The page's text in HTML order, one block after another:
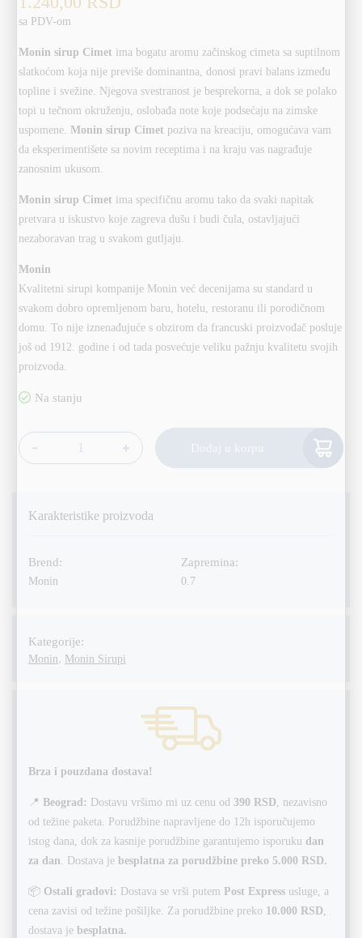
sa PDV-om
Monin sirup Cimet ima bogatu aromu začinskog cimeta sa suptilnom
slatkoćom koja nije previše dominantna, donosi pravi balans između
topline i svežine. Njegova svestranost je besprekorna, a dok se polako
topi u tečnom okruženju, oslobađa note koje podsećaju na zimske
uspomene.Monin sirup Cimet poziva na kreaciju, omogućava vam
da eksperimentišete sa novim receptima i na kraju vas nagrađuje
zanosnim ukusom.
Monin sirup Cimet ima specifičnu aromu tako da svaki napitak
pretvara u iskustvo koje zagreva dušu i budi čula, ostavljajući
nezaboravan trag u svakom gutljaju.
Monin
Kvalitetni sirupi kompanije Monin već decenijama su standard u
svakom dobro opremljenom baru, hotelu, restoranu ili porodičnom
domu. To nije iznenađujuće s obzirom da francuski proizvođač posluje
još od 1912. godine i od tada posvećuje veliku pažnju kvalitetu svojih
proizvoda.
Monin Sirup Cimet 70cl količina
Alternative:
Karakteristike proizvoda
Brend:
Monin
Zapremina:
0.7
Kategorije:
Monin, Monin Sirupi
Brza i pouzdana dostava!
📍 Beograd: Dostavu vršimo mi uz cenu od 390 RSD, nezavisno
od težine paketa. Porudžbine napravljene do 12h isporučujemo
istog dana, dok za kasnije porudžbine garantujemo isporuku dan
za dan. Dostava je besplatna za porudžbine preko 5.000 RSD.
📦 Ostali gradovi: Dostava se vrši putem Post Express usluge, a
cena zavisi od težine pošiljke. Za porudžbine preko 10.000 RSD,
dostava je besplatna.